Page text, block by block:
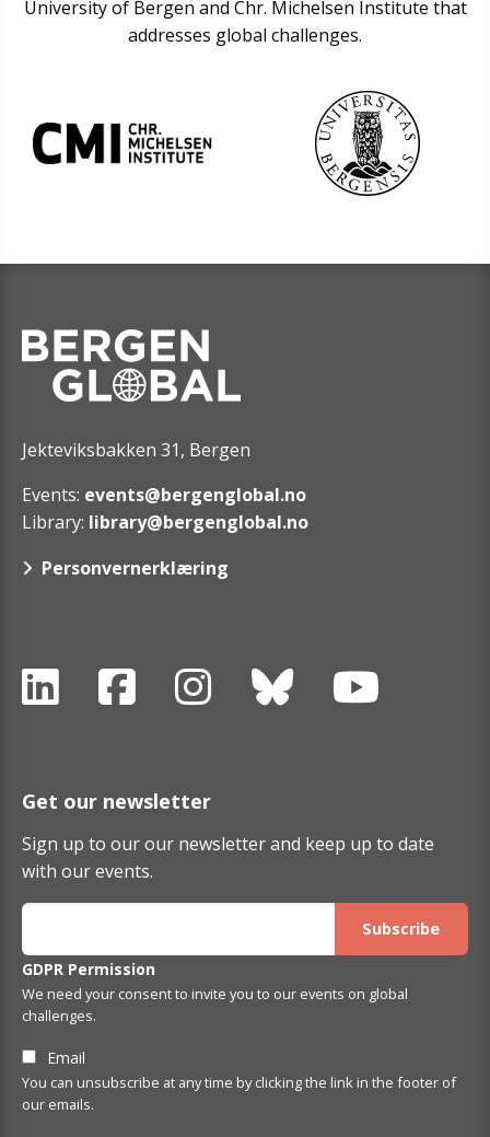
University of Bergen and Chr. Michelsen Institute that
addresses global challenges.
Jekteviksbakken 31, Bergen
Events: events@bergenglobal.no
Library: library@bergenglobal.no
Personvernerklæring
Get our newsletter
Sign up to our our newsletter and keep up to date
with our events.
GDPR Permission
We need your consent to invite you to our events on global
challenges.
Email
You can unsubscribe at any time by clicking the link in the footer of
our emails.